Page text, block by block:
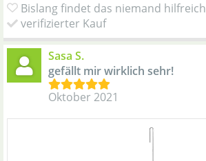
Bislang findet das niemand hilfreich
verifizierter Kauf
Sasa S.
gefällt mir wirklich sehr!
Oktober 2021